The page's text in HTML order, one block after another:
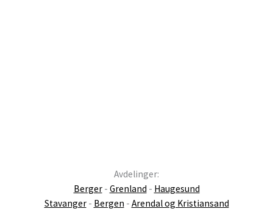
Avdelinger:
Berger- Grenland - Haugesund
Stavanger- Bergen - Arendal og Kristiansand